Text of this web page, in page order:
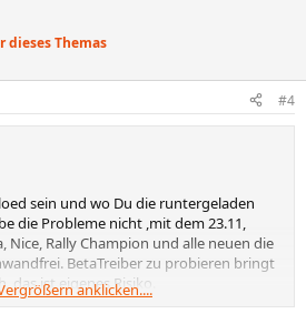
dieses Themas
#4
sein und wo Du die runtergeladen
die Probleme nicht ,mit dem 23.11,
Nice, Rally Champion und alle neuen die
BetaTreiber zu probieren bringt
das ist eigenes Risiko.
anklicken....